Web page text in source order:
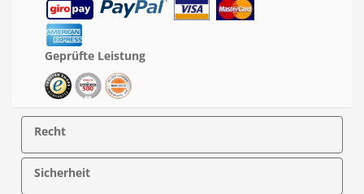
Geprüfte Leistung
Recht
Sicherheit